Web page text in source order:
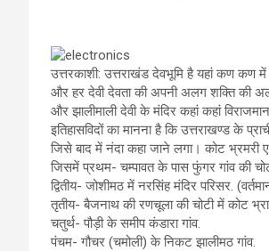
p
p
o
k
m
उत्तरकाशी: उत्तराखंड देवभूमि है यहां कण कण
और हर देवी देवता की अपनी अलग शक्ति की
और झालीमाली देवी के मंदिर कहां कहां
इतिहासविदों का मानना है कि उत्तराखण्ड के
जिसे बाद में नंदा कहा जाने लगा। कोट भ्रमरी
जिसमें प्रथम- चम्पावत के पास फुंगर गांव की
द्वितीय- जोशीमठ में नरसिंह मंदिर परिसर.
तृतीय- बैजनाथ की रणचूला की चोटी में कोट
चतुर्थ- पौड़ी के समीप कंडारा गांव.
पंचम- गौचर (चमोली) के निकट झालीमठ गांव.